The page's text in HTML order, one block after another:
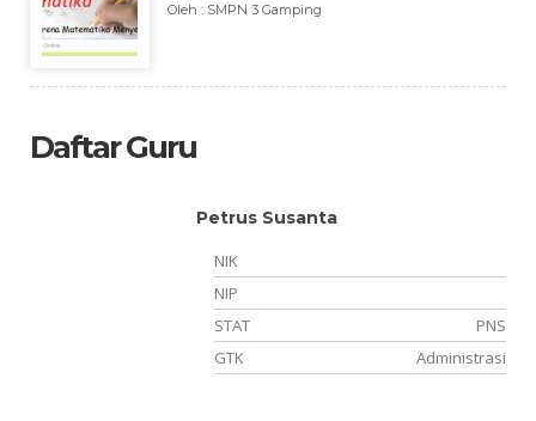
Oleh : SMPN 3 Gamping
Daftar Guru
Petrus Susanta
NIK
NIP
STAT
PNS
GTK
Administrasi